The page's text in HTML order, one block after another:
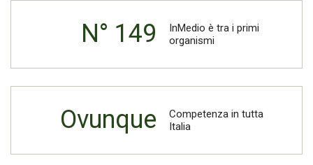
N° 149
InMedio è tra i primi
organismi
Ovunque
Competenza in tutta
Italia